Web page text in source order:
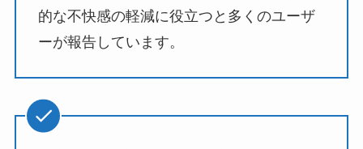
的な不快感の軽減に役立つと多くのユーザ
ーが報告しています。